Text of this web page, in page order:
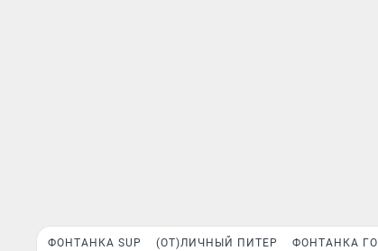
ФОНТАНКА SUP (ОТ)ЛИЧНЫЙ ПИТЕР ФОНТАНКА ГО